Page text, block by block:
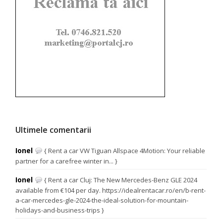
Ultimele comentarii
Ionel
{ Rent a car VW Tiguan Allspace 4Motion: Your reliable
partner for a carefree winter in... }
Ionel
{ Rent a car Cluj: The New Mercedes-Benz GLE 2024
available from €104 per day. https://idealrentacar.ro/en/b-rent-
a-car-mercedes-gle-2024-the-ideal-solution-for-mountain-
holidays-and-business-trips }